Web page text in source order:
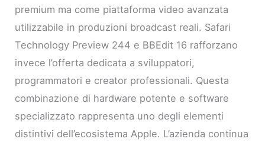
premium ma come piattaforma video avanzata
utilizzabile in produzioni broadcast reali. Safari
Technology Preview 244 e BBEdit 16 rafforzano
invece l’offerta dedicata a sviluppatori,
programmatori e creator professionali. Questa
combinazione di hardware potente e software
specializzato rappresenta uno degli elementi
distintivi dell’ecosistema Apple. L’azienda continua